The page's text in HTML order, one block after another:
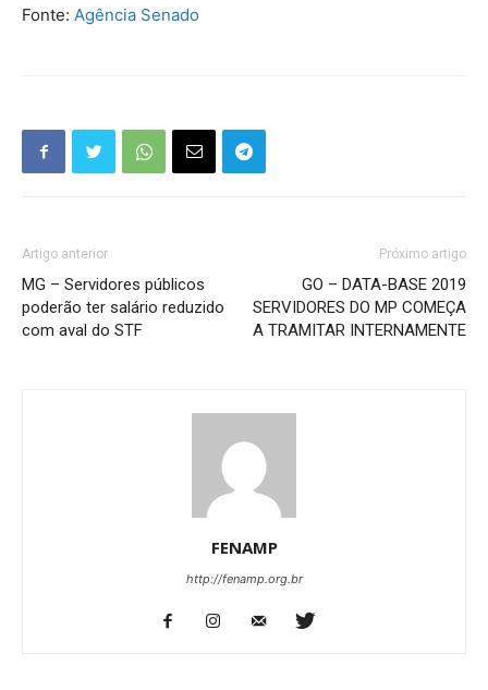
Fonte: Agência Senado
Artigo anterior
MG – Servidores públicos
poderão ter salário reduzido
com aval do STF
Próximo artigo
GO – DATA-BASE 2019
SERVIDORES DO MP COMEÇA
A TRAMITAR INTERNAMENTE
FENAMP
http://fenamp.org.br